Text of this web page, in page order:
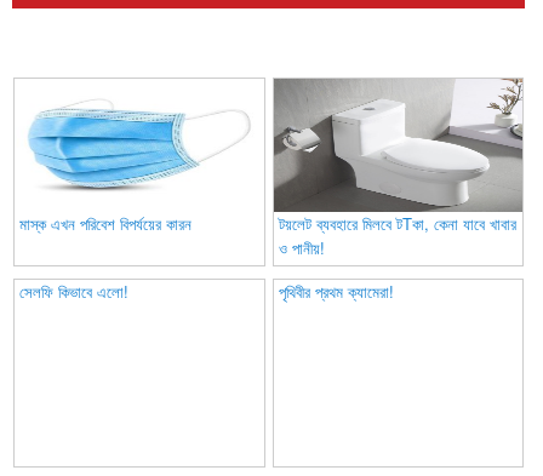
মাস্ক এখন পরিবেশ বিপর্যয়ের কারন
টয়লেট ব্যবহারে মিলবে টTকা, কেনা যাবে খাবার
ও পানীয়!
সেলফি কিভাবে এলো!
পৃথিবীর প্রথম ক্যামেরা!